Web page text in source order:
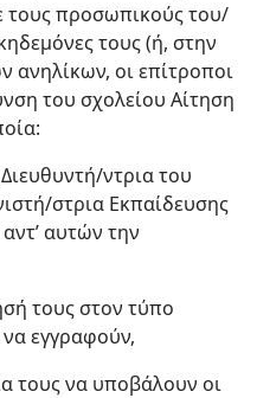
προσωπικούς του/
τους (ή, στην
οι επίτροποι
του σχολείου Αίτηση
ντρια του
στρια Εκπαίδευσης
αυτών την
τους στον τύπο
εγγραφούν,
τους να υποβάλουν οι